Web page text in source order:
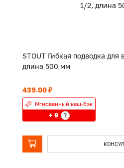
STOUT Гибкая подводка
длина 500 мм
439.00 ₽
Мгновенный кеш-бэк
+ 9 ?